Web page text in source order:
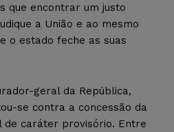
que encontrar um justo
a União e ao mesmo
o estado feche as suas
geral da República,
se contra a concessão da
de caráter provisório. Entre